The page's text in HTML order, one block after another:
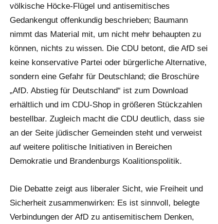
völkische Höcke-Flügel und antisemitisches
Gedankengut offenkundig beschrieben; Baumann
nimmt das Material mit, um nicht mehr behaupten zu
können, nichts zu wissen. Die CDU betont, die AfD sei
keine konservative Partei oder bürgerliche Alternative,
sondern eine Gefahr für Deutschland; die Broschüre
„AfD. Abstieg für Deutschland“ ist zum Download
erhältlich und im CDU-Shop in größeren Stückzahlen
bestellbar. Zugleich macht die CDU deutlich, dass sie
an der Seite jüdischer Gemeinden steht und verweist
auf weitere politische Initiativen in Bereichen
Demokratie und Brandenburgs Koalitionspolitik.
Die Debatte zeigt aus liberaler Sicht, wie Freiheit und
Sicherheit zusammenwirken: Es ist sinnvoll, belegte
Verbindungen der AfD zu antisemitischem Denken,